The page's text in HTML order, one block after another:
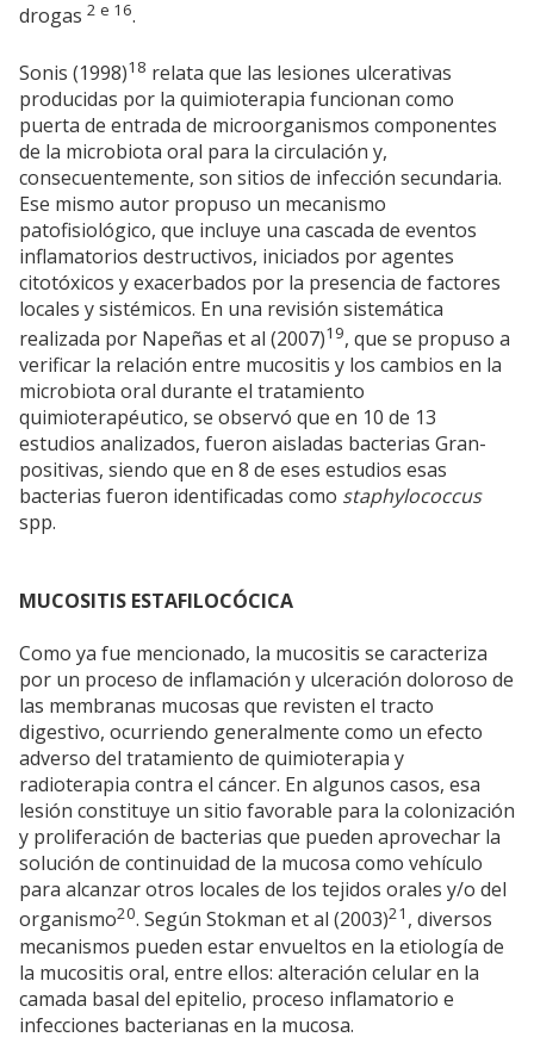
drogas 2 e 16.
Sonis (1998)18 relata que las lesiones ulcerativas
producidas por la quimioterapia funcionan como
puerta de entrada de microorganismos componentes
de la microbiota oral para la circulación y,
consecuentemente, son sitios de infección secundaria.
Ese mismo autor propuso un mecanismo
patofisiológico, que incluye una cascada de eventos
inflamatorios destructivos, iniciados por agentes
citotóxicos y exacerbados por la presencia de factores
locales y sistémicos. En una revisión sistemática
realizada por Napeñas et al (2007)19, que se propuso a
verificar la relación entre mucositis y los cambios en la
microbiota oral durante el tratamiento
quimioterapéutico, se observó que en 10 de 13
estudios analizados, fueron aisladas bacterias Gran-
positivas, siendo que en 8 de eses estudios esas
bacterias fueron identificadas como staphylococcus
spp.
MUCOSITIS ESTAFILOCÓCICA
Como ya fue mencionado, la mucositis se caracteriza
por un proceso de inflamación y ulceración doloroso de
las membranas mucosas que revisten el tracto
digestivo, ocurriendo generalmente como un efecto
adverso del tratamiento de quimioterapia y
radioterapia contra el cáncer. En algunos casos, esa
lesión constituye un sitio favorable para la colonización
y proliferación de bacterias que pueden aprovechar la
solución de continuidad de la mucosa como vehículo
para alcanzar otros locales de los tejidos orales y/o del
organismo20. Según Stokman et al (2003)21 , diversos
mecanismos pueden estar envueltos en la etiología de
la mucositis oral, entre ellos: alteración celular en la
camada basal del epitelio, proceso inflamatorio e
infecciones bacterianas en la mucosa.